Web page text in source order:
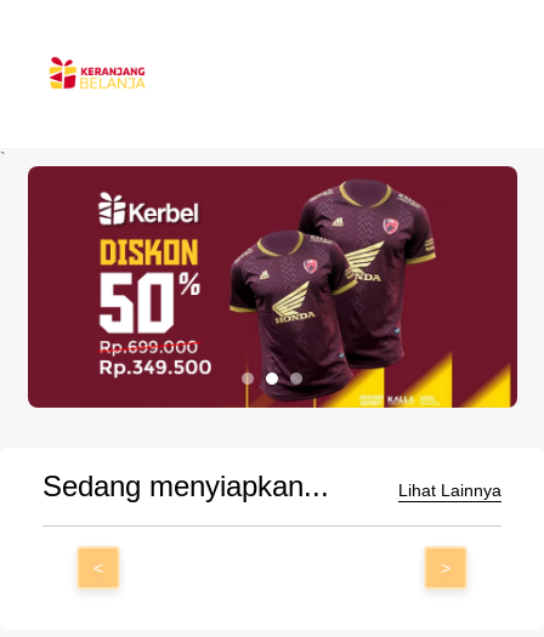
`
Sedang menyiapkan... Lihat Lainnya
< >